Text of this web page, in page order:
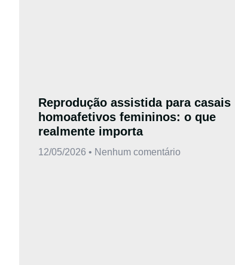
Reprodução assistida para casais
homoafetivos femininos: o que
realmente importa
12/05/2026 Nenhum comentário